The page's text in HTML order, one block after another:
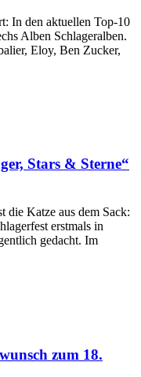
In den aktuellen Top-10
Alben Schlageralben.
Eloy, Ben Zucker,
Stars & Sterne“
die Katze aus dem Sack:
erstmals in
gedacht. Im
zum 18.